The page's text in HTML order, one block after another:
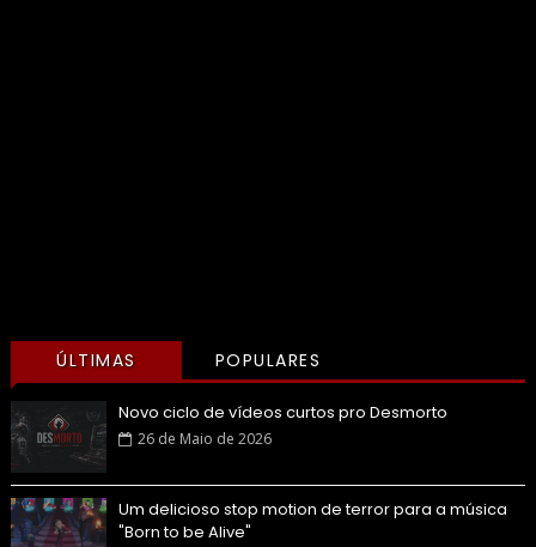
ÚLTIMAS POPULARES
Novo ciclo de vídeos curtos pro Desmorto
26 de Maio de 2026
Um delicioso stop motion de terror para a música
"Born to be Alive"